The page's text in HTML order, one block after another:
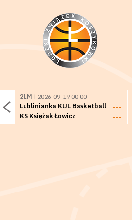
2LM | 2026-09-19 00:00
Lublinianka KUL Basketball
---
KS Księżak Łowicz
---